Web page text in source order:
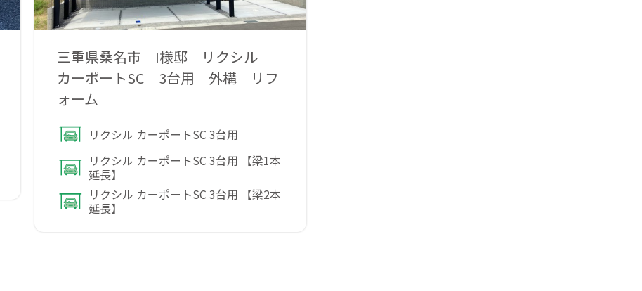
三重県桑名市 I様邸 リクシル
カーポートSC 3台用 外構 リフ
ォーム
リクシル カーポートSC 3台用
リクシル カーポートSC 3台用 【梁1本
延長】
リクシル カーポートSC 3台用 【梁2本
延長】